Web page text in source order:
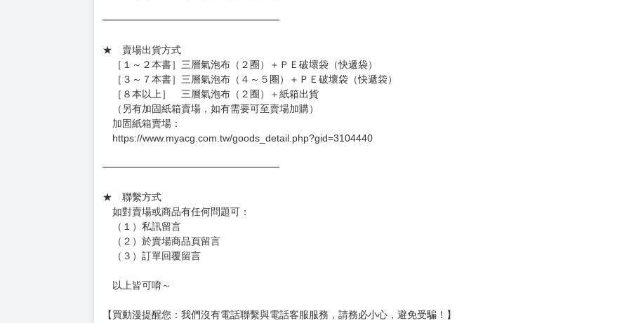
週一～週五 １０：００～１９：００
（假日＆國定假日休息，客服會不定時回覆）
．現貨商品：１～２天出貨（不含假日＆國定假日）
．已上市且非現貨商品：
－每週四～日下單者，於隔週五出貨
－每週一～三下單者，於隔週四出貨
★ 賣場出貨方式
［１～２本書］三層氣泡布（２圈）＋ＰＥ破壞袋（快遞袋）
［３～７本書］三層氣泡布（４～５圈）＋ＰＥ破壞袋（快遞袋）
［８本以上］ 三層氣泡布（２圈）＋紙箱出貨
（另有加固紙箱賣場，如有需要可至賣場加購）
https://www.myacg.com.tw/goods_detail.php?gid=3104440
━━━━━━━━━━━━━━━━━━